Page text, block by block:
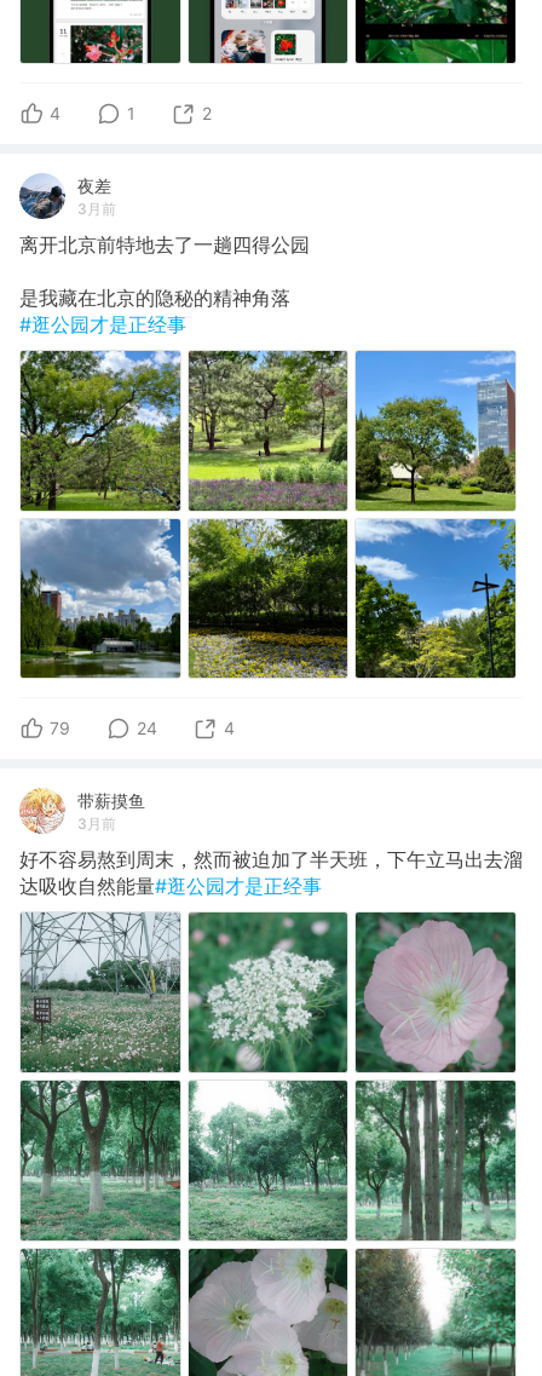
4 1 2
夜差
3月前
离开北京前特地去了一趟四得公园
是我藏在北京的隐秘的精神角落
#逛公园才是正经事
79 24 4
带薪摸鱼
3月前
好不容易熬到周末，然而被迫加了半天班，下午立马出去溜
达吸收自然能量#逛公园才是正经事